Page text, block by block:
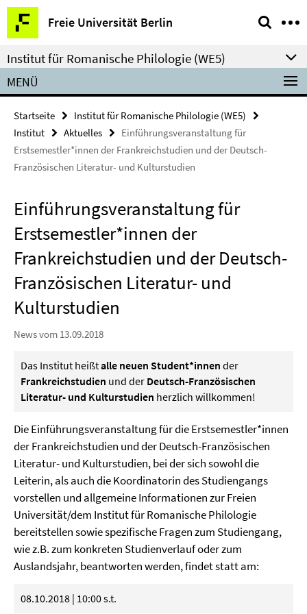
Springe
direkt
zu
Inhalt
Freie Universität Berlin
Service-
Navigation
Institut für Romanische Philologie (WE5)
MENÜ
Startseite
Institut für Romanische Philologie (WE5)
Institut
Aktuelles
Einführungsveranstaltung für
Erstsemestler*innen der Frankreichstudien und der Deutsch-
Französischen Literatur- und Kulturstudien
Einführungsveranstaltung für
Erstsemestler*innen der
Frankreichstudien und der Deutsch-
Französischen Literatur- und
Kulturstudien
News vom 13.09.2018
Das Institut heißtalle neuen Student*innen der
Frankreichstudien und der Deutsch-Französischen
Literatur- und Kulturstudien herzlich willkommen!
Die Einführungsveranstaltung für die Erstsemestler*innen
der Frankreichstudien und der Deutsch-Französischen
Literatur- und Kulturstudien, bei der sich sowohl die
Leiterin, als auch die Koordinatorin des Studiengangs
vorstellen und allgemeine Informationen zur Freien
Universität/dem Institut für Romanische Philologie
bereitstellen sowie spezifische Fragen zum Studiengang,
wie z.B. zum konkreten Studienverlauf oder zum
Auslandsjahr, beantworten werden, findet statt am:
08.10.2018 | 10:00 s.t.